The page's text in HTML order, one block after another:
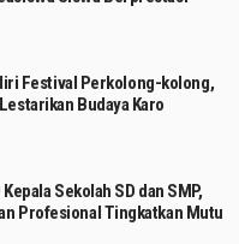
Festival Perkolong-kolong,
Budaya Karo
Sekolah SD dan SMP,
Profesional Tingkatkan Mutu